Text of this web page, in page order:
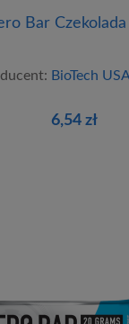
Bar Czekolada
BioTech USA
6,54 zł